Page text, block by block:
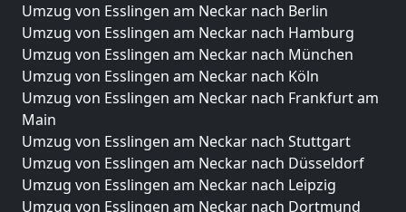
Umzug von Esslingen am Neckar nach Berlin
Umzug von Esslingen am Neckar nach Hamburg
Umzug von Esslingen am Neckar nach München
Umzug von Esslingen am Neckar nach Köln
Umzug von Esslingen am Neckar nach Frankfurt am
Main
Umzug von Esslingen am Neckar nach Stuttgart
Umzug von Esslingen am Neckar nach Düsseldorf
Umzug von Esslingen am Neckar nach Leipzig
Umzug von Esslingen am Neckar nach Dortmund